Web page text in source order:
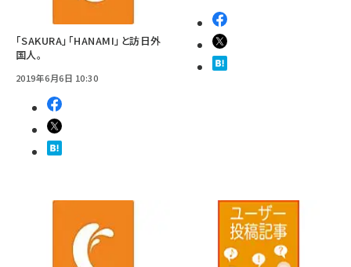
「SAKURA」「HANAMI」と訪日外
国人。
2019年6月6日 10:30